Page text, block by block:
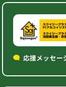
応援メッセー